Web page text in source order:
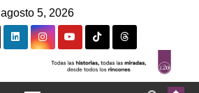
agosto 5, 2026